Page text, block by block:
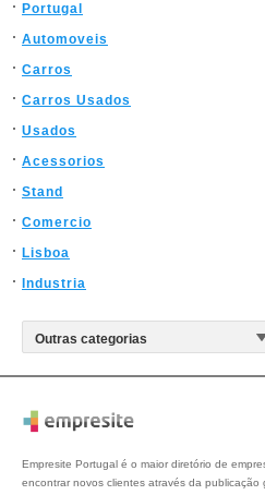
Portugal
Automoveis
Carros
Carros Usados
Usados
Acessorios
Stand
Comercio
Lisboa
Industria
Empresite Portugal é o maior diretório de
encontrar novos clientes através da